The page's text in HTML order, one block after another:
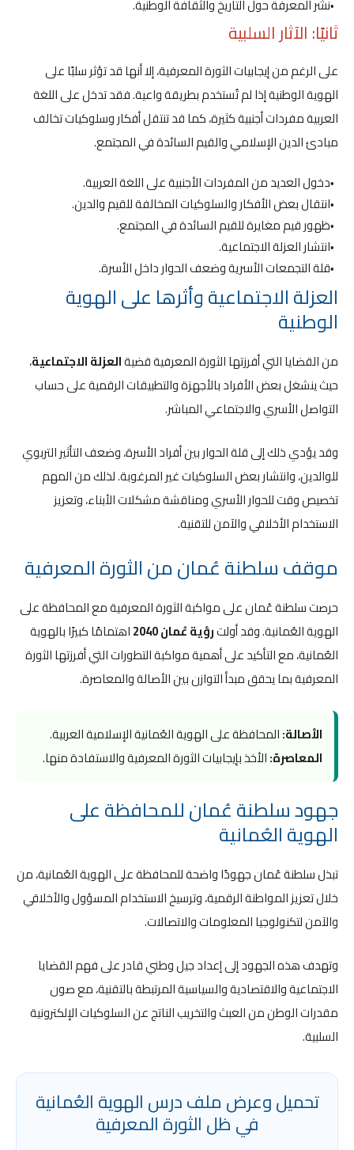
نشر المعرفة حول التاريخ والثقافة الوطنية.
ثانيًا: الآثار السلبية
على الرغم من إيجابيات الثورة المعرفية، إلا أنها قد تؤثر سلبًا على
الهوية الوطنية إذا لم تُستخدم بطريقة واعية. فقد تدخل على اللغة
العربية مفردات أجنبية كثيرة، كما قد تنتقل أفكار وسلوكيات تخالف
مبادئ الدين الإسلامي والقيم السائدة في المجتمع.
دخول العديد من المفردات الأجنبية على اللغة العربية.
انتقال بعض الأفكار والسلوكيات المخالفة للقيم والدين.
ظهور قيم مغايرة للقيم السائدة في المجتمع.
انتشار العزلة الاجتماعية.
قلة التجمعات الأسرية وضعف الحوار داخل الأسرة.
العزلة الاجتماعية وأثرها على الهوية
الوطنية
من القضايا التي أفرزتها الثورة المعرفية قضيةالعزلة الاجتماعية،
حيث ينشغل بعض الأفراد بالأجهزة والتطبيقات الرقمية على حساب
التواصل الأسري والاجتماعي المباشر.
وقد يؤدي ذلك إلى قلة الحوار بين أفراد الأسرة، وضعف التأثير التربوي
للوالدين، وانتشار بعض السلوكيات غير المرغوبة. لذلك من المهم
تخصيص وقت للحوار الأسري ومناقشة مشكلات الأبناء، وتعزيز
الاستخدام الأخلاقي والآمن للتقنية.
موقف سلطنة عُمان من الثورة المعرفية
حرصت سلطنة عُمان على مواكبة الثورة المعرفية مع المحافظة على
الهوية العُمانية. وقد أولترؤية عُمان 2040
اهتمامًا كبيرًا بالهوية
العُمانية، مع التأكيد على أهمية مواكبة التطورات التي أفرزتها الثورة
المعرفية بما يحقق مبدأ التوازن بين الأصالة والمعاصرة.
الأصالة:المحافظة على الهوية العُمانية الإسلامية العربية.
المعاصرة:الأخذ بإيجابيات الثورة المعرفية والاستفادة منها.
جهود سلطنة عُمان للمحافظة على
الهوية العُمانية
تبذل سلطنة عُمان جهودًا واضحة للمحافظة على الهوية العُمانية، من
خلال تعزيز المواطنة الرقمية، وترسيخ الاستخدام المسؤول والأخلاقي
والآمن لتكنولوجيا المعلومات والاتصالات.
وتهدف هذه الجهود إلى إعداد جيل وطني قادر على فهم القضايا
الاجتماعية والاقتصادية والسياسية المرتبطة بالتقنية، مع صون
مقدرات الوطن من العبث والتخريب الناتج عن السلوكيات الإلكترونية
السلبية.
تحميل وعرض ملف درس الهوية العُمانية
في ظل الثورة المعرفية